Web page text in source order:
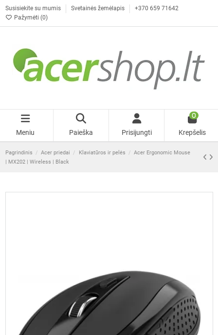
Susisiekite su mumis Svetainės žemėlapis
+370 659 71642
Pažymėti (0)
Meniu Paieška Prisijungti
0
Krepšelis
Pagrindinis Acer priedai Klaviatūros ir pelės
Acer Ergonomic Mouse
| MX202 | Wireless | Black